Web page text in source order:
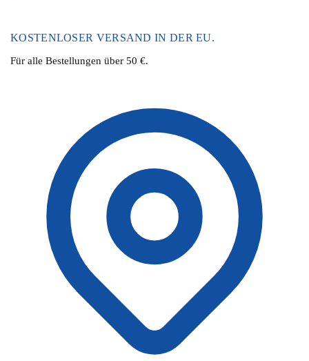
KOSTENLOSER VERSAND IN DER EU.
Für alle Bestellungen über 50 €.